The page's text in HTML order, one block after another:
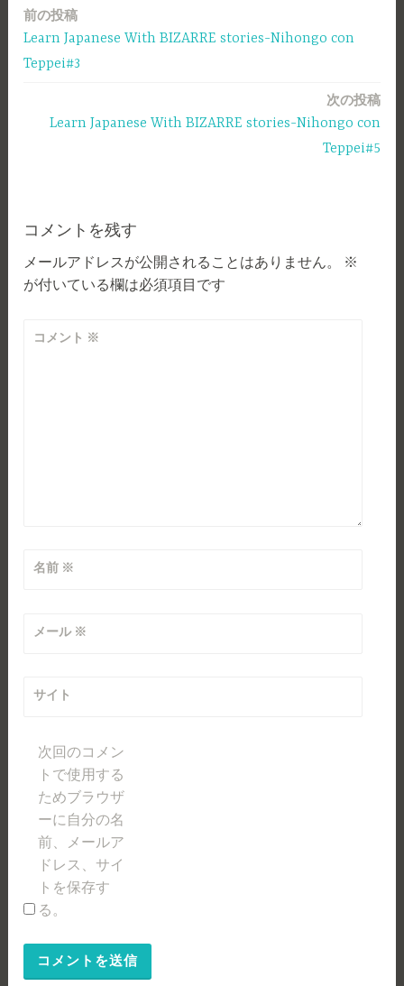
投
ン
前の投稿
Learn Japanese With BIZARRE stories-Nihongo con
Teppei#3
次の投稿
Learn Japanese With BIZARRE stories-Nihongo con
Teppei#5
コメントを残す
メールアドレスが公開されることはありません。
※
が付いている欄は必須項目です
コメント ※
名前 ※
メール ※
サイト
次回のコメン
トで使用する
ためブラウザ
ーに自分の名
前、メールア
ドレス、サイ
トを保存す
る。